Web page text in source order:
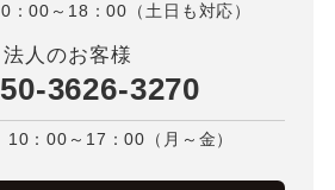
：00～18：00（土日も対応）
法人のお客様
3626-3270
10：00～17：00（月～金）